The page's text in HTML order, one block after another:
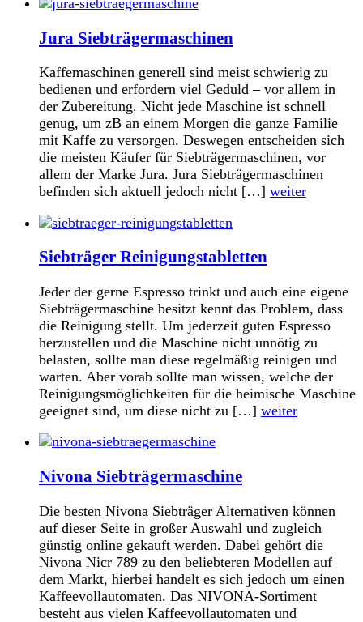
Jura Siebträgermaschinen
Kaffemaschinen generell sind meist schwierig zu
bedienen und erfordern viel Geduld – vor allem in
der Zubereitung. Nicht jede Maschine ist schnell
genug, um zB an einem Morgen die ganze Familie
mit Kaffe zu versorgen. Deswegen entscheiden sich
die meisten Käufer für Siebträgermaschinen, vor
allem der Marke Jura. Jura Siebträgermaschinen
befinden sich aktuell jedoch nicht […] weiter
Siebträger Reinigungstabletten
Jeder der gerne Espresso trinkt und auch eine eigene
Siebträgermaschine besitzt kennt das Problem, dass
die Reinigung stellt. Um jederzeit guten Espresso
herzustellen und die Maschine nicht unnötig zu
belasten, sollte man diese regelmäßig reinigen und
warten. Aber vorab sollte man wissen, welche der
Reinigungsmöglichkeiten für die heimische Maschine
geeignet sind, um diese nicht zu […] weiter
Nivona Siebträgermaschine
Die besten Nivona Siebträger Alternativen können
auf dieser Seite in großer Auswahl und zugleich
günstig online gekauft werden. Dabei gehört die
Nivona Nicr 789 zu den beliebteren Modellen auf
dem Markt, hierbei handelt es sich jedoch um einen
Kaffeevollautomaten. Das NIVONA-Sortiment
besteht aus vielen Kaffeevollautomaten und